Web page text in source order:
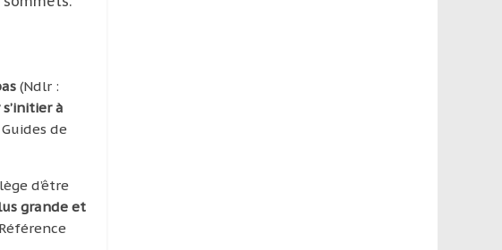
(Ndlr :
à
de
d’être
grande et